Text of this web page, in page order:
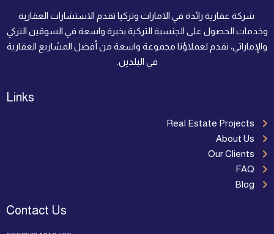
شركة عقارية رائدة في الامارات وتركيا تقدم الاستشارات العقارية
وخدمات الحصول على الجنسية التركية بخبرة واسعة في السوقين التركي
والإماراتي، نقدم لعملاؤنا مجموعة واسعة من أفضل المشاريع العقارية
في البلدين.
Links
Real Estate Projects
About Us
Our Clients
FAQ
Blog
Contact Us